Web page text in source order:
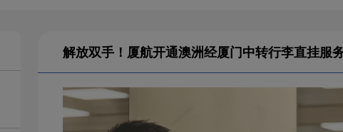
解放双手！厦航开通澳洲经厦门中转行李直挂服